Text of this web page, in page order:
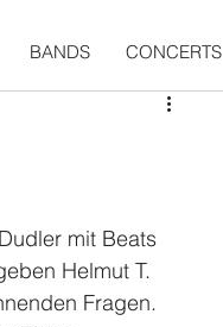
BANDS CONCERTS
mit Beats
Helmut T.
Fragen.